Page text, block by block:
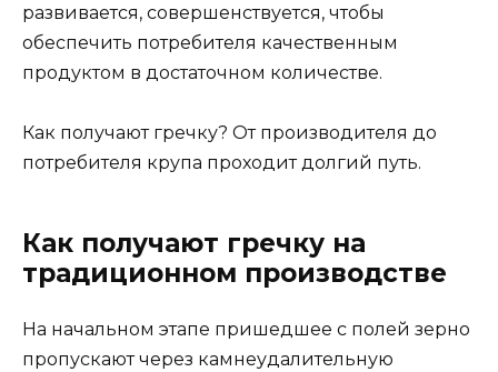
развивается, совершенствуется, чтобы
обеспечить потребителя качественным
продуктом в достаточном количестве.
Как получают гречку? От производителя до
потребителя крупа проходит долгий путь.
Как получают гречку на
традиционном производстве
На начальном этапе пришедшее с полей зерно
пропускают через камнеудалительную